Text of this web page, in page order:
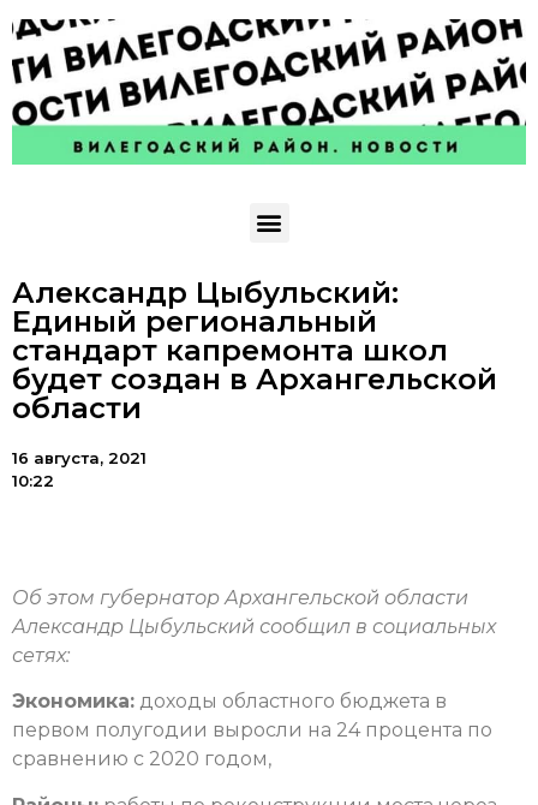
Александр Цыбульский:
Единый региональный
стандарт капремонта школ
будет создан в Архангельской
области
16 августа, 2021
10:22
Об этом губернатор Архангельской области
Александр Цыбульский сообщил в социальных
сетях:
Экономика: доходы областного бюджета в
первом полугодии выросли на 24 процента по
сравнению с 2020 годом,